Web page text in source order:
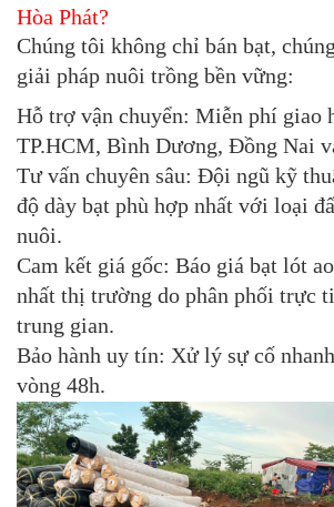
Hòa Phát?
Chúng tôi không chỉ bán bạt,
giải pháp nuôi trồng bền vững:
Hỗ trợ vận chuyển: Miễn phí giao
TP.HCM, Bình Dương, Đồng Nai
Tư vấn chuyên sâu: Đội ngũ kỹ
độ dày bạt phù hợp nhất với loại
nuôi.
Cam kết giá gốc: Báo giá bạt lót
nhất thị trường do phân phối trực
trung gian.
Bảo hành uy tín: Xử lý sự cố
vòng 48h.